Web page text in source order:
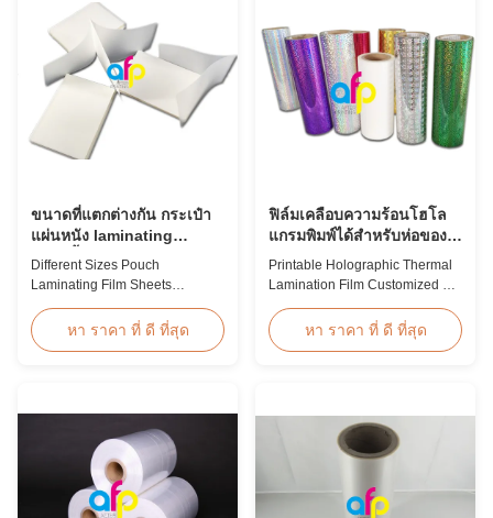
(Biaxially Oriented
Polypropylene) Film Thickness
...
ขนาดที่แตกต่างกัน กระเป๋า
แผ่นหนัง laminating
ความชื้นการรับรอง BV
Different Sizes Pouch
Laminating Film Sheets
Customized Different Sizes /
Thickness Laminating Pouches,
thickness, or packaging is
welcomed. All laminator sheets
หา ราคา ที่ ดี ที่สุด
ฟิล์มเคลือบความร้อนโฮโล
แกรมพิมพ์ได้สำหรับห่อของ
ขวัญ
Printable Holographic Thermal
Lamination Film Customized For
Holographic Thermal
Lamination Film for Gift
broad selection of designs
specifically for gift wrapping
applications. Laser ...
หา ราคา ที่ ดี ที่สุด